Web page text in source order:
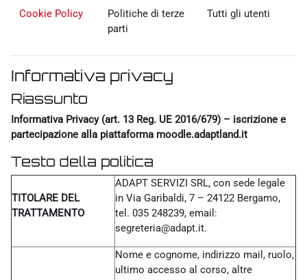
Cookie Policy
Politiche di terze
parti
Tutti gli utenti
Informativa privacy
Riassunto
Informativa Privacy (art. 13 Reg. UE 2016/679) – iscrizione e
partecipazione alla piattaforma moodle.adaptland.it
Testo della politica
TITOLARE DEL
TRATTAMENTO
ADAPT SERVIZI SRL, con sede legale
in Via Garibaldi, 7 – 24122 Bergamo,
tel. 035 248239, email:
segreteria@adapt.it.
Nome e cognome, indirizzo mail, ruolo,
ultimo accesso al corso, altre